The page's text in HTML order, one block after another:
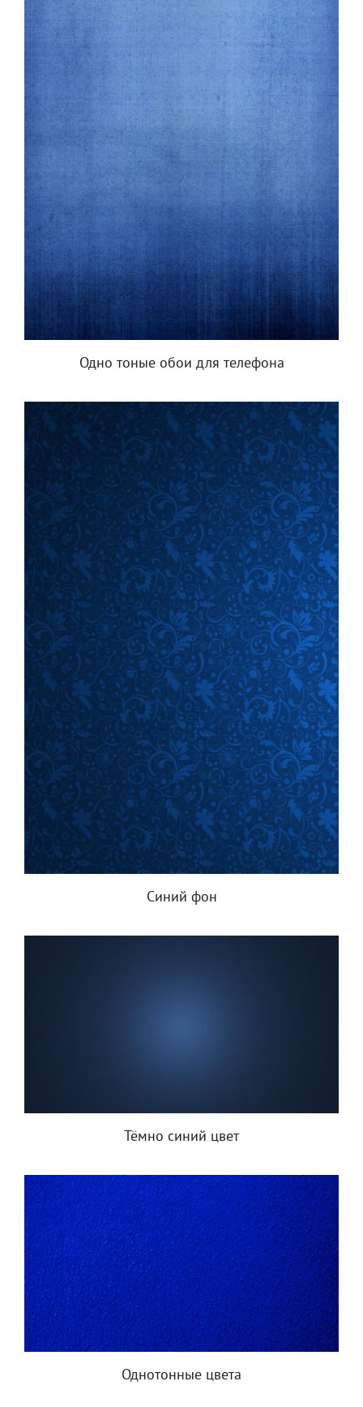
Одно тоные обои для телефона
Синий фон
Тёмно синий цвет
Однотонные цвета